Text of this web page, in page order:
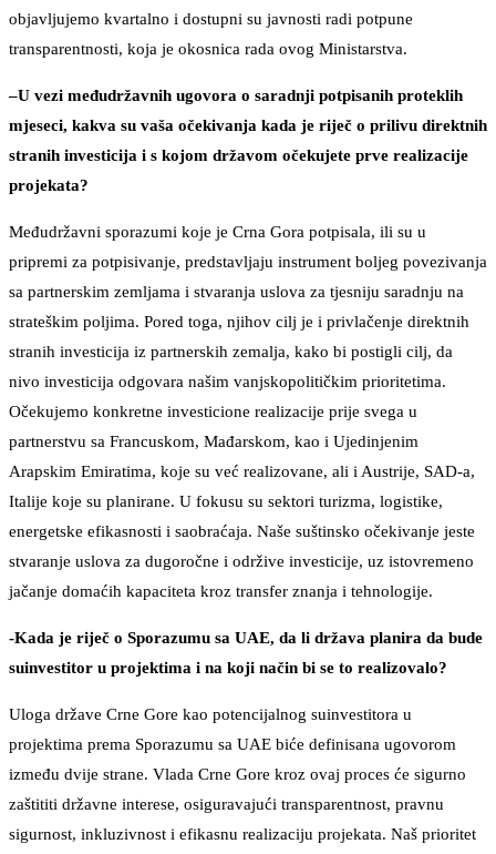
objavljujemo kvartalno i dostupni su javnosti radi potpune
transparentnosti, koja je okosnica rada ovog Ministarstva.
–U vezi međudržavnih ugovora o saradnji potpisanih proteklih
mjeseci, kakva su vaša očekivanja kada je riječ o prilivu direktnih
stranih investicija i s kojom državom očekujete prve realizacije
projekata?
Međudržavni sporazumi koje je Crna Gora potpisala, ili su u
pripremi za potpisivanje, predstavljaju instrument boljeg povezivanja
sa partnerskim zemljama i stvaranja uslova za tjesniju saradnju na
strateškim poljima. Pored toga, njihov cilj je i privlačenje direktnih
stranih investicija iz partnerskih zemalja, kako bi postigli cilj, da
nivo investicija odgovara našim vanjskopolitičkim prioritetima.
Očekujemo konkretne investicione realizacije prije svega u
partnerstvu sa Francuskom, Mađarskom, kao i Ujedinjenim
Arapskim Emiratima, koje su već realizovane, ali i Austrije, SAD-a,
Italije koje su planirane. U fokusu su sektori turizma, logistike,
energetske efikasnosti i saobraćaja. Naše suštinsko očekivanje jeste
stvaranje uslova za dugoročne i održive investicije, uz istovremeno
jačanje domaćih kapaciteta kroz transfer znanja i tehnologije.
-Kada je riječ o Sporazumu sa UAE, da li država planira da bude
suinvestitor u projektima i na koji način bi se to realizovalo?
Uloga države Crne Gore kao potencijalnog suinvestitora u
projektima prema Sporazumu sa UAE biće definisana ugovorom
između dvije strane. Vlada Crne Gore kroz ovaj proces će sigurno
zaštititi državne interese, osiguravajući transparentnost, pravnu
sigurnost, inkluzivnost i efikasnu realizaciju projekata. Naš prioritet